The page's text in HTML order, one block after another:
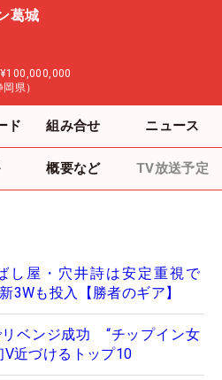
葛城
¥100,000,000
県）
ド 組み合せ ニュース
概要など TV放送予定
し屋・穴井詩は安定重視で
3Wも投入【勝者のギア】
ベンジ成功 “チップイン女
V近づけるトップ10